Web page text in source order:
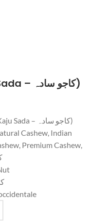
Cashew Nut (Kaju Sada – کاجو سادہ)
Cashew Nut (Kaju Sada – کاجو سادہ)
Cashew, Indian
Premium Cashew,